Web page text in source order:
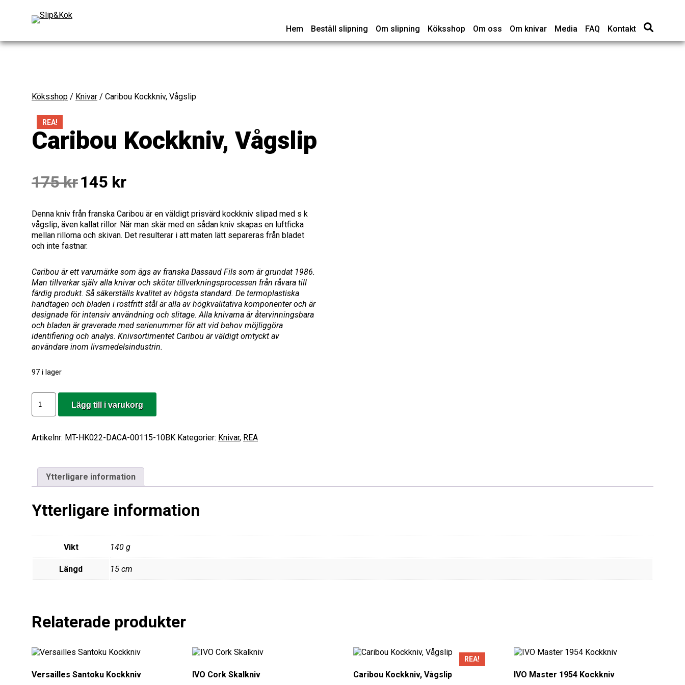
Hem Beställ slipning Om slipning Köksshop Om oss Om knivar Media FAQ Kontakt
Köksshop / Knivar / Caribou Kockkniv, Vågslip
REA!
Caribou Kockkniv, Vågslip
175kr Det
ursprungliga
var:
175 kr.
145 kr
är:
145 kr.
Denna kniv från franska Caribou är en väldigt prisvärd kockkniv slipad med s k
vågslip, även kallat rillor. När man skär med en sådan kniv skapas en luftficka
mellan rillorna och skivan. Det resulterar i att maten lätt separeras från bladet
och inte fastnar.
Caribou är ett varumärke som ägs av franska Dassaud Fils som är grundat 1986.
Man tillverkar själv alla knivar och sköter tillverkningsprocessen från råvara till
färdig produkt. Så säkerställs kvalitet av högsta standard. De termoplastiska
handtagen och bladen i rostfritt stål är alla av högkvalitativa komponenter och är
designade för intensiv användning och slitage. Alla knivarna är återvinningsbara
och bladen är graverade med serienummer för att vid behov möjliggöra
identifiering och analys. Knivsortimentet Caribou är väldigt omtyckt av
användare inom livsmedelsindustrin.
97 i lager
Caribou
Kockkniv,
Vågslip
Lägg till i varukorg
Artikelnr: MT-HK022-DACA-00115-10BK Kategorier: Knivar, REA
Ytterligare information
Ytterligare information
Vikt 140 g
Längd 15 cm
Relaterade produkter
Versailles Santoku Kockkniv IVO Cork Skalkniv
REA!
Caribou Kockkniv, Vågslip IVO Master 1954 Kockkniv
Nödvändiga
Dessa kakor
går inte att
välja bort. De
över huvud
fungera.
För att vi
hemsidans
funktionalitet
baserat på
För att vår
möjligt
under ditt
du nekar de
här kakorna